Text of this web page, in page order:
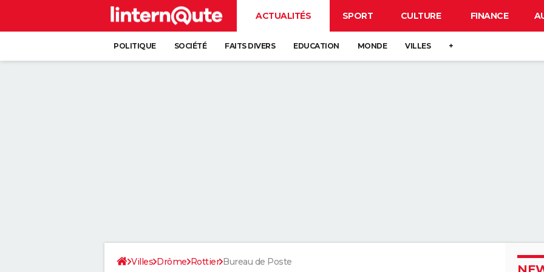
ACTUALITÉS SPORT CULTURE FINANCE
POLITIQUE SOCIÉTÉ FAITS DIVERS EDUCATION MONDE VILLES +
Villes Drôme Rottier Bureau de Poste